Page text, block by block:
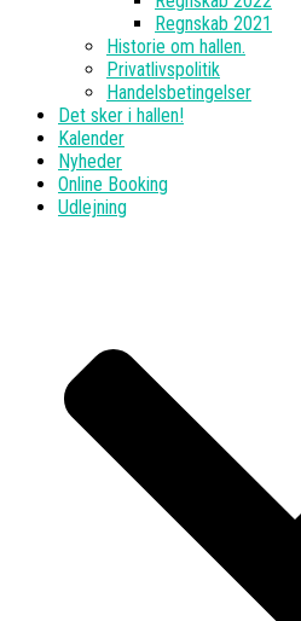
Regnskab 2021
Historie om hallen.
Privatlivspolitik
Handelsbetingelser
Det sker i hallen!
Kalender
Nyheder
Online Booking
Udlejning